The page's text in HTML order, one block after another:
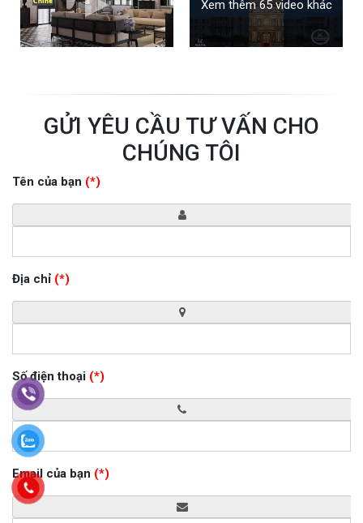
Xem thêm 65 video khác
GỬI YÊU CẦU TƯ VẤN CHO
CHÚNG TÔI
Tên của bạn (*)
Địa chỉ (*)
Số điện thoại (*)
Email của bạn (*)